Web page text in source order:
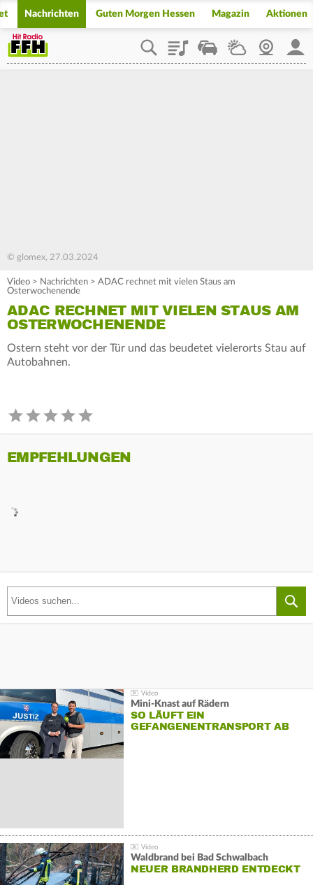
Nachrichten Guten Morgen Hessen Magazin Aktionen
PlaylistStaupilotWetterWebcam
© glomex, 27.03.2024
Video > Nachrichten > ADAC rechnet mit vielen Staus am
Osterwochenende
ADAC RECHNET MIT VIELEN STAUS AM
OSTERWOCHENENDE
Ostern steht vor der Tür und das beudetet vielerorts Stau auf
Autobahnen.
EMPFEHLUNGEN
Mini-Knast auf Rädern
SO LÄUFT EIN
GEFANGENENTRANSPORT AB
Waldbrand bei Bad Schwalbach
NEUER BRANDHERD ENTDECKT